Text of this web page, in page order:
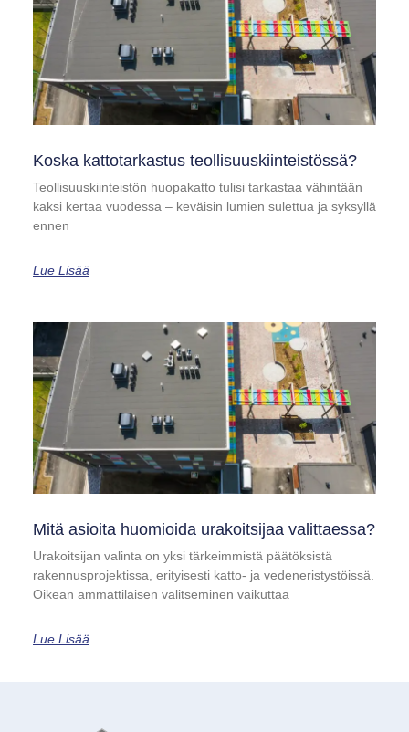
Koska kattotarkastus teollisuuskiinteistössä?
Teollisuuskiinteistön huopakatto tulisi tarkastaa vähintään
kaksi kertaa vuodessa – keväisin lumien sulettua ja syksyllä
ennen
Lue Lisää
Mitä asioita huomioida urakoitsijaa valittaessa?
Urakoitsijan valinta on yksi tärkeimmistä päätöksistä
rakennusprojektissa, erityisesti katto- ja vedeneristystöissä.
Oikean ammattilaisen valitseminen vaikuttaa
Lue Lisää